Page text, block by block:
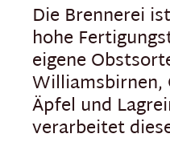
Die Brennerei
hohe
eigene
Williamsbirnen,
Äpfel und
verarbeitet